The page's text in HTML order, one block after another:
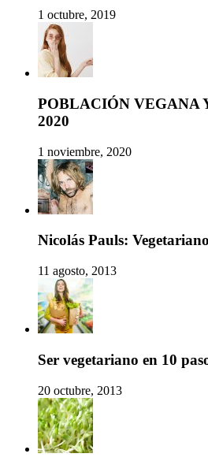
1 octubre, 2019
POBLACIÓN VEGANA
2020
1 noviembre, 2020
Nicolás Pauls:
11 agosto, 2013
Ser vegetariano en 10
20 octubre, 2013